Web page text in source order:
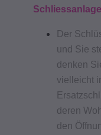
Der
und Sie
denken
vielleicht
deren
den